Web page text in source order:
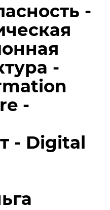
-
-
-
- Digital